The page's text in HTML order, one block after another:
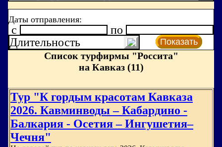
Даты отправления:
c
по
Длительность
Показать
Список турфирмы "Россита"
на Кавказ (11)
Тур "К гордым красотам Кавказа
2026. Кавминводы – Кабардино -
Балкария - Осетия – Ингушетия–
Чечня"